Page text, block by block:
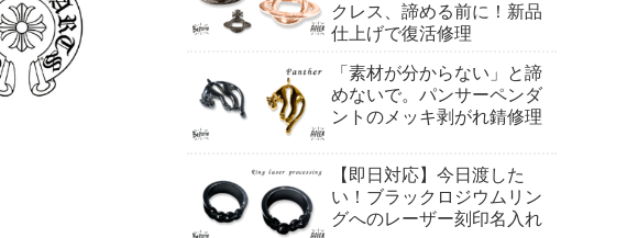
クレス、諦める前に！新品
仕上げで復活修理
「素材が分からない」と諦
めないで。パンサーペンダ
ントのメッキ剥がれ錆修理
【即日対応】今日渡した
い！ブラックロジウムリン
グへのレーザー刻印名入れ